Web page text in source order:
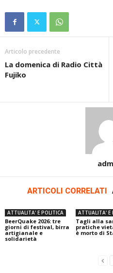
Articolo precedente
La domenica di Radio Città
Fujiko
ARTICOLI CORRELATI
ATTUALITA' E POLITICA
BeerQuake 2026: tre
giorni di festival, birra
artigianale e
solidarietà
ATTUALITA' E
Tagli alla
pratiche
è morto di